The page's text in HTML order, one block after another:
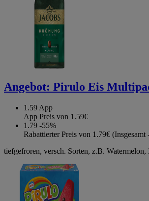
Angebot: Pirulo Eis
1.59 App
App Preis von 1.59€
1.79 -55%
Rabattierter Preis von 1.79€ (Insgesamt
tiefgefroren, versch. Sorten, z.B. Watermelon,